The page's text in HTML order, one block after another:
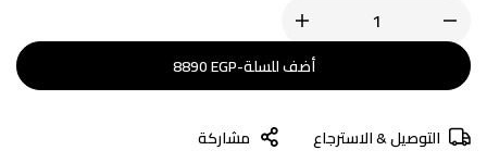
أضف للسلة-
8890EGP
التوصيل & الاسترجاع
مشاركة